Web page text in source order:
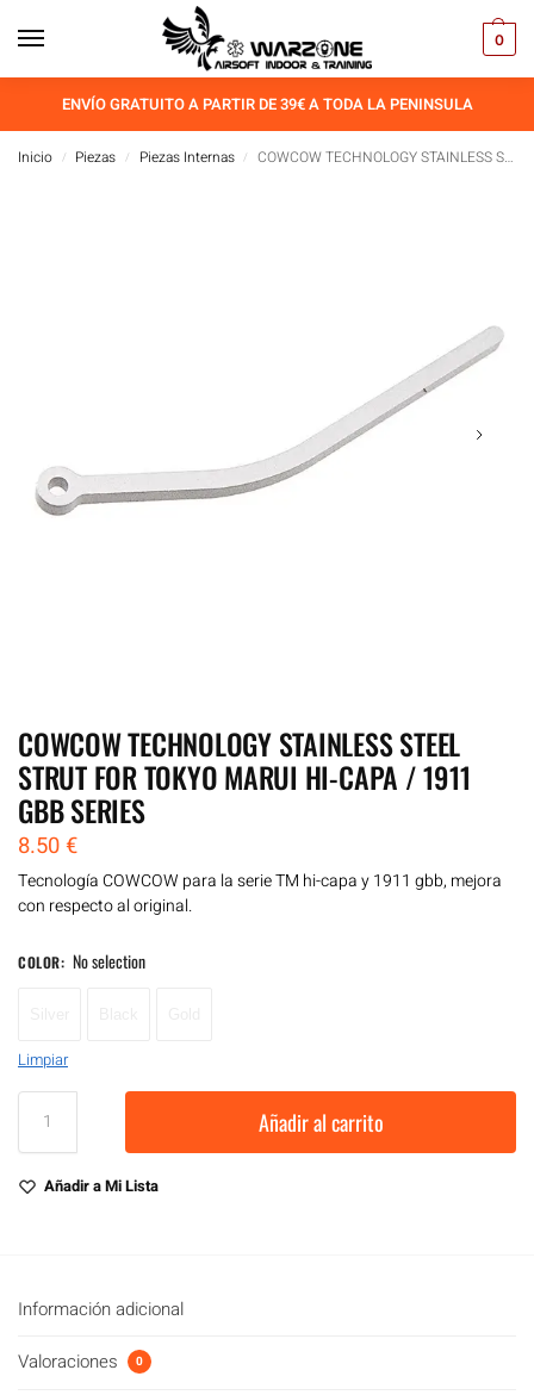
0
ENVÍO GRATUITO A PARTIR DE 39€ A TODA LA PENINSULA
Inicio / Piezas / Piezas Internas / COWCOW TECHNOLOGY STAINLESS STEEL STRUT FOR TOKYO MARUI HI-CAPA / 1911 GBB SERIES
COWCOW TECHNOLOGY STAINLESS STEEL
STRUT FOR TOKYO MARUI HI-CAPA / 1911
GBB SERIES
8.50€
Tecnología COWCOW para la serie TM hi-capa y 1911 gbb, mejora
con respecto al original.
COLOR: No selection
Limpiar
Añadir al carrito
Añadir a Mi Lista
Información adicional
Valoraciones 0